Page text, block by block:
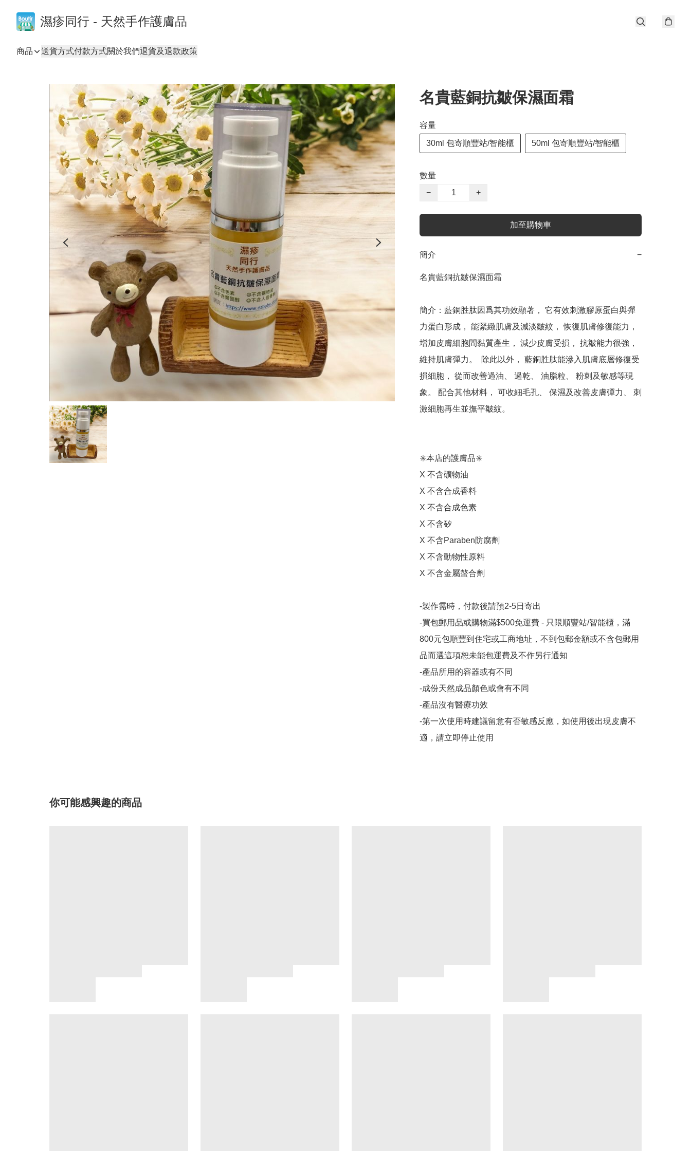
濕疹同行 - 天然手作護膚品
商品 送貨方式付款方式關於我們退貨及退款政策
名貴藍銅抗皺保濕面霜
容量
30ml 包寄順豐站/智能櫃 50ml 包寄順豐站/智能櫃
數量
−
+
加至購物車
簡介 −
名貴藍銅抗皺保濕面霜
簡介：藍銅胜肽因爲其功效顯著， 它有效刺激膠原蛋白與彈
力蛋白形成， 能緊緻肌膚及減淡皺紋， 恢復肌膚修復能力，
增加皮膚細胞間黏質產生， 減少皮膚受損， 抗皺能力很強，
維持肌膚彈力。  除此以外， 藍銅胜肽能滲入肌膚底層修復受
損細胞， 從而改善過油、 過乾、 油脂粒、 粉刺及敏感等現
象。 配合其他材料， 可收細毛孔、 保濕及改善皮膚彈力、 刺
激細胞再生並撫平皺紋。
✳️本店的護膚品✳️
X 不含礦物油
X 不含合成香料
X 不含合成色素
X 不含矽
X 不含Paraben防腐劑
X 不含動物性原料
X 不含金屬螯合劑
-製作需時，付款後請預2-5日寄出
-買包郵用品或購物滿$500免運費 - 只限順豐站/智能櫃，滿
800元包順豐到住宅或工商地址，不到包郵金額或不含包郵用
品而選這項恕未能包運費及不作另行通知
-產品所用的容器或有不同
-成份天然成品顏色或會有不同
-產品沒有醫療功效
-第一次使用時建議留意有否敏感反應，如使用後出現皮膚不
適，請立即停止使用
你可能感興趣的商品